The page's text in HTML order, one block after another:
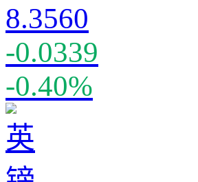
8.3560
-0.0339
-0.40%